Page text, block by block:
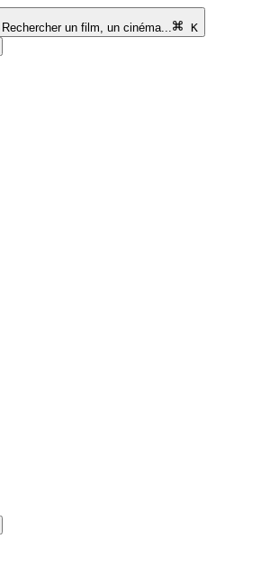
Rechercher un film, un cinéma...
K